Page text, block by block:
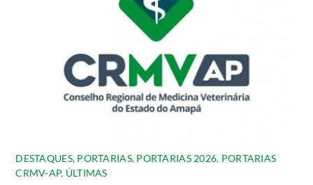
DESTAQUES, PORTARIAS, PORTARIAS 2026, PORTARIAS
CRMV-AP, ÚLTIMAS